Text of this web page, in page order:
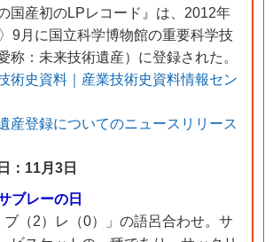
国産初のLPレコード』は、2012年
9月に国立科学博物館の重要科学技
称：未来技術遺産）に登録された。
術史資料｜産業技術史資料情報セン
産登録についてのニュースリリース
：11月3日
ブレーの日
ブ（2）レ（0）」の語呂合わせ。サ